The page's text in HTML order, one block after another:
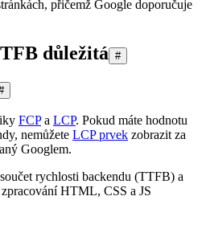
přičemž Google doporučuje
důležitá #
FCPa LCP. Pokud máte hodnotu
nemůžete LCP prvek zobrazit za
Googlem.
rychlosti backendu (TTFB) a
HTML, CSS a JS